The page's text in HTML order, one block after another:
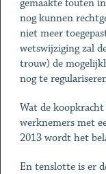
gemaakte fouten
nog kunnen
niet meer
wetswijziging zal
trouw) de
nog te
Wat de
werknemers met
2013 wordt het
En tenslotte is er